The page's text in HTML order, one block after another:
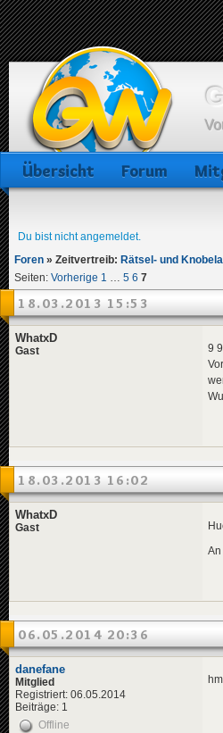
Übersicht Forum
Du bist nicht angemeldet.
Foren » Zeitvertreib: Rätsel- und
Seiten: Vorherige 1 … 5 6 7
18.03.2013 15:53
WhatxD
Gast
9
18.03.2013 16:02
WhatxD
Gast
An
06.05.2014 20:36
danefane
Mitglied
Registriert: 06.05.2014
Beiträge: 1
Offline